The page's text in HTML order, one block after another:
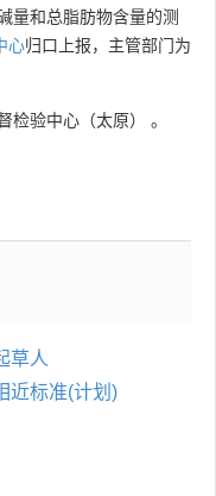
量和总脂肪物含量的测
心归口上报，主管部门为
检验中心（太原） 。
草人
近标准(计划)